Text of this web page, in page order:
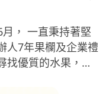
， 一直秉持著堅
人7年果欄及企業禮
找優質的水果，只